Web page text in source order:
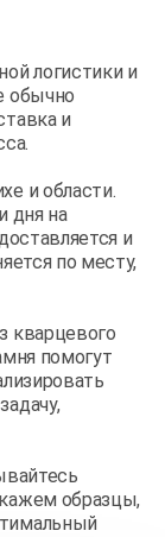
логистики и
обычно
и
и области.
дня на
и
по месту,
кварцевого
помогут
образцы,